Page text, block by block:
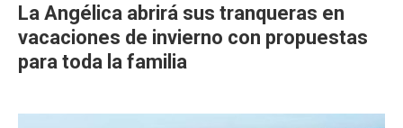
La Angélica abrirá sus tranqueras en
vacaciones de invierno con propuestas
para toda la familia